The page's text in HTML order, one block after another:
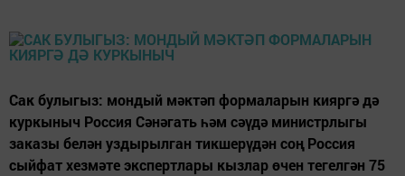
Сак булыгыз: мондый мәктәп формаларын кияргә дә
куркыныч Россия Сәнәгать һәм сәүдә министрлыгы
заказы белән уздырылган тикшерүдән соң Россия
сыйфат хезмәте экспертлары кызлар өчен тегелгән 75